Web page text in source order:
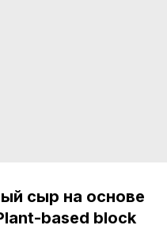
сыр на основе
based block